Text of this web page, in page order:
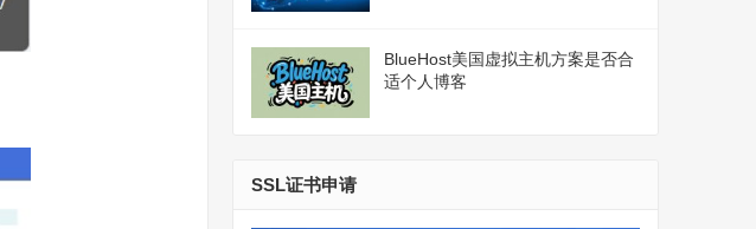
BlueHost美国虚拟主机方案是否合
适个人博客
SSL证书申请